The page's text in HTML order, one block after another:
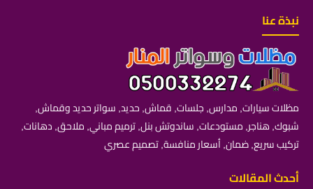
نبذة عنا
مظلات سيارات, مدارس, جلسات, قماش, حديد, سواتر حديد وقماش,
شبوك, هناجر, مستودعات, ساندوتش بنل, ترميم مباني, ملاحق, دهانات,
تركيب سريع, ضمان, أسعار منافسة, تصميم عصري
أحدث المقالات